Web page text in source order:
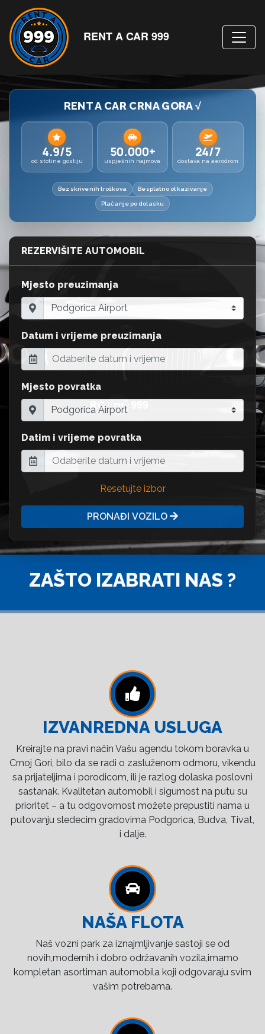
RENT A CAR 999
RENT A CAR CRNA GORA √
4.9/5
od stotine gostiju
50.000+
uspješnih najmova
24/7
dostava na aerodrom
Bez skrivenih troškova Besplatno otkazivanje
Plaćanje po dolasku
REZERVIŠITE AUTOMOBIL
Mjesto preuzimanja
Datum i vrijeme preuzimanja
Mjesto povratka
Datim i vrijeme povratka
Resetujte izbor
PRONAĐI VOZILO
ZAŠTO IZABRATI NAS ?
IZVANREDNA USLUGA
Kreirajte na pravi način Vašu agendu tokom boravka u
Crnoj Gori, bilo da se radi o zasluženom odmoru, vikendu
sa prijateljima i porodicom, ili je razlog dolaska poslovni
sastanak. Kvalitetan automobil i sigurnost na putu su
prioritet – a tu odgovornost možete prepustiti nama u
putovanju sledecim gradovima Podgorica, Budva, Tivat,
i dalje.
NAŠA FLOTA
Naš vozni park za iznajmljivanje sastoji se od
novih,modernih i dobro održavanih vozila,imamo
kompletan asortiman automobila koji odgovaraju svim
vašim potrebama.